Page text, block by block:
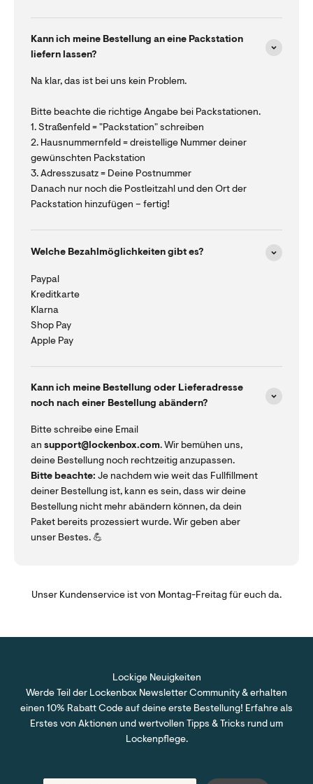
Kann ich meine Bestellung an eine Packstation
liefern lassen?
Na klar, das ist bei uns kein Problem.
Bitte beachte die richtige Angabe bei Packstationen.
1. Straßenfeld = "Packstation" schreiben
2. Hausnummernfeld = dreistellige Nummer deiner
gewünschten Packstation
3. Adresszusatz = Deine Postnummer
Danach nur noch die Postleitzahl und den Ort der
Packstation hinzufügen – fertig!
Welche Bezahlmöglichkeiten gibt es?
Paypal
Kreditkarte
Klarna
Shop Pay
Apple Pay
Kann ich meine Bestellung oder Lieferadresse
noch nach einer Bestellung abändern?
Bitte schreibe eine Email
an support@lockenbox.com. Wir bemühen uns,
deine Bestellung noch rechtzeitig anzupassen.
Bitte beachte: Je nachdem wie weit das Fullfillment
deiner Bestellung ist, kann es sein, dass wir deine
Bestellung nicht mehr abändern können, da dein
Paket bereits prozessiert wurde. Wir geben aber
unser Bestes. 💪
Unser Kundenservice ist von Montag-Freitag für euch da.
Lockige Neuigkeiten
Werde Teil der Lockenbox Newsletter Community & erhalten
einen 10% Rabatt Code auf deine erste Bestellung! Erfahre als
Erstes von Aktionen und wertvollen Tipps & Tricks rund um
Lockenpflege.